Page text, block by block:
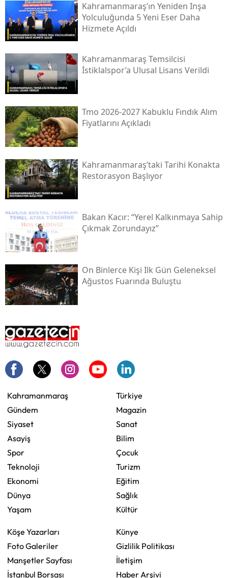
Kahramanmaraş’ın Yeniden Inşa
Yolculuğunda 5 Yeni Eser Daha
Hizmete Açıldı
Kahramanmaraş Temsilcisi
İstiklalspor’a Ulusal Lisans Verildi
Tmo 2026-2027 Kabuklu Fındık Alım
Fiyatlarını Açıkladı
Kahramanmaraş’taki Tarihi Konakta
Restorasyon Başlıyor
Bakan Kacır: “yerel Kalkınmaya Sahip
Çıkmak Zorundayız”
On Binlerce Kişi Ilk Gün Geleneksel
Ağustos Fuarında Buluştu
Kahramanmaraş
Gündem
Siyaset
Asayiş
Spor
Teknoloji
Ekonomi
Dünya
Yaşam
Türkiye
Magazin
Sanat
Bilim
Çocuk
Turizm
Eğitim
Sağlık
Kültür
Köşe Yazarları
Foto Galeriler
Manşetler Sayfası
İstanbul Borsası
Künye
Gizlilik Politikası
İletişim
Haber Arşivi